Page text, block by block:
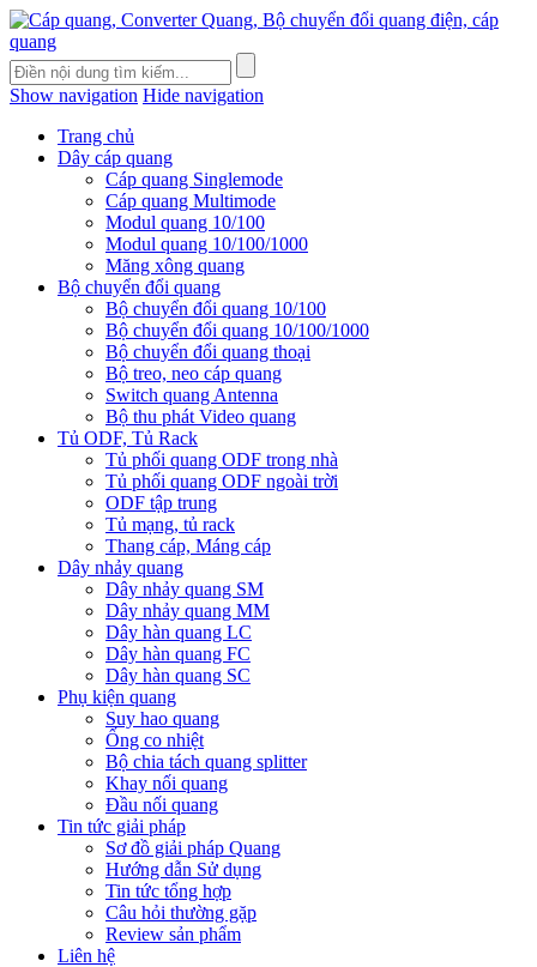
Show navigation Hide navigation
Trang chủ
Dây cáp quang
Cáp quang Singlemode
Cáp quang Multimode
Modul quang 10/100
Modul quang 10/100/1000
Măng xông quang
Bộ chuyển đổi quang
Bộ chuyển đổi quang 10/100
Bộ chuyển đổi quang 10/100/1000
Bộ chuyển đổi quang thoại
Bộ treo, neo cáp quang
Switch quang Antenna
Bộ thu phát Video quang
Tủ ODF, Tủ Rack
Tủ phối quang ODF trong nhà
Tủ phối quang ODF ngoài trời
ODF tập trung
Tủ mạng, tủ rack
Thang cáp, Máng cáp
Dây nhảy quang
Dây nhảy quang SM
Dây nhảy quang MM
Dây hàn quang LC
Dây hàn quang FC
Dây hàn quang SC
Phụ kiện quang
Suy hao quang
Ống co nhiệt
Bộ chia tách quang splitter
Khay nối quang
Đầu nối quang
Tin tức giải pháp
Sơ đồ giải pháp Quang
Hướng dẫn Sử dụng
Tin tức tổng hợp
Câu hỏi thường gặp
Review sản phẩm
Liên hệ